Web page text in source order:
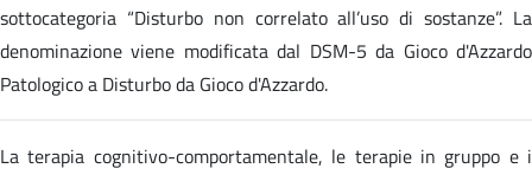
sottocategoria “Disturbo non correlato all’uso di sostanze”. La
denominazione viene modificata dal DSM-5 da Gioco d'Azzardo
Patologico a Disturbo da Gioco d'Azzardo.
La terapia cognitivo-comportamentale, le terapie in gruppo e i